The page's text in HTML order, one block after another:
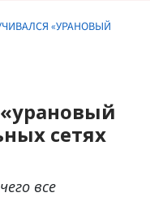
«УРАНОВЫЙ
сетях
все